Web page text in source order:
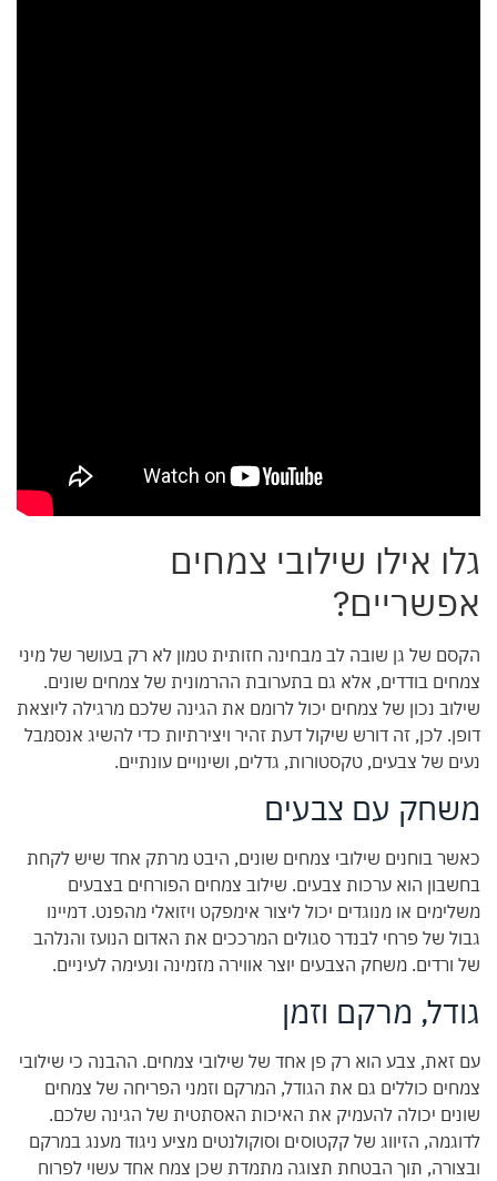
גלו אילו שילובי צמחים
אפשריים?
הקסם של גן שובה לב מבחינה חזותית טמון לא רק בעושר של מיני
צמחים בודדים, אלא גם בתערובת ההרמונית של צמחים שונים.
שילוב נכון של צמחים יכול לרומם את הגינה שלכם מרגילה ליוצאת
דופן. לכן, זה דורש שיקול דעת זהיר ויצירתיות כדי להשיג אנסמבל
נעים של צבעים, טקסטורות, גדלים, ושינויים עונתיים.
משחק עם צבעים
כאשר בוחנים שילובי צמחים שונים, היבט מרתק אחד שיש לקחת
בחשבון הוא ערכות צבעים. שילוב צמחים הפורחים בצבעים
משלימים או מנוגדים יכול ליצור אימפקט ויזואלי מהפנט. דמיינו
גבול של פרחי לבנדר סגולים המרככים את האדום הנועז והנלהב
של ורדים. משחק הצבעים יוצר אווירה מזמינה ונעימה לעיניים.
גודל, מרקם וזמן
עם זאת, צבע הוא רק פן אחד של שילובי צמחים. ההבנה כי שילובי
צמחים כוללים גם את הגודל, המרקם וזמני הפריחה של צמחים
שונים יכולה להעמיק את האיכות האסתטית של הגינה שלכם.
לדוגמה, הזיווג של קקטוסים וסוקולנטים מציע ניגוד מענג במרקם
ובצורה, תוך הבטחת תצוגה מתמדת שכן צמח אחד עשוי לפרוח